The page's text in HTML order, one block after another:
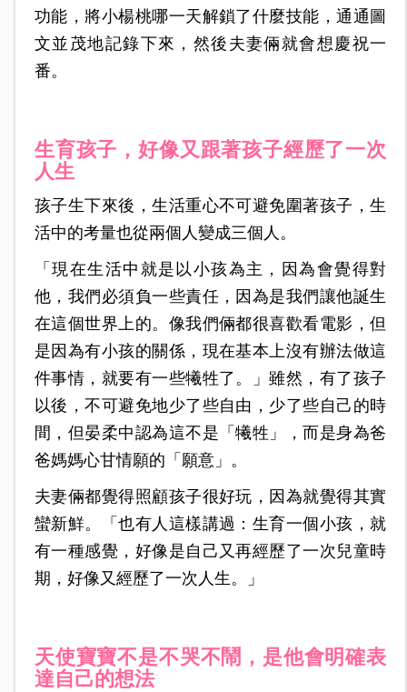
功能，將小楊桃哪一天解鎖了什麼技能，通通圖
文並茂地記錄下來，然後夫妻倆就會想慶祝一
番。
生育孩子，好像又跟著孩子經歷了一次
人生
孩子生下來後，生活重心不可避免圍著孩子，生
活中的考量也從兩個人變成三個人。
「現在生活中就是以小孩為主，因為會覺得對
他，我們必須負一些責任，因為是我們讓他誕生
在這個世界上的。像我們倆都很喜歡看電影，但
是因為有小孩的關係，現在基本上沒有辦法做這
件事情，就要有一些犧牲了。」雖然，有了孩子
以後，不可避免地少了些自由，少了些自己的時
間，但晏柔中認為這不是「犧牲」，而是身為爸
爸媽媽心甘情願的「願意」。
夫妻倆都覺得照顧孩子很好玩，因為就覺得其實
蠻新鮮。「也有人這樣講過：生育一個小孩，就
有一種感覺，好像是自己又再經歷了一次兒童時
期，好像又經歷了一次人生。」
天使寶寶不是不哭不鬧，是他會明確表
達自己的想法